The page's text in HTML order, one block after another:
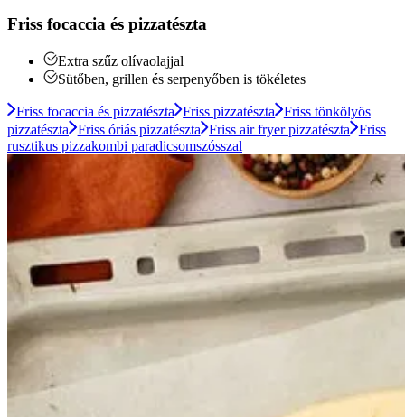
Friss focaccia és pizzatészta
Extra szűz olívaolajjal
Sütőben, grillen és serpenyőben is tökéletes
Friss focaccia és pizzatészta Friss pizzatészta Friss tönkölyös
pizzatészta
Friss óriás pizzatészta Friss air fryer pizzatészta Friss
rusztikus pizzakombi paradicsomszósszal